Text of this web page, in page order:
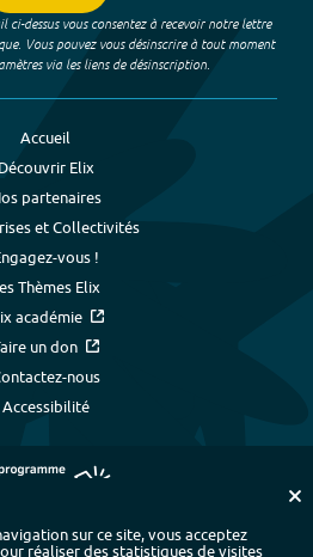
ci-dessus vous consentez à recevoir notre lettre
Vous pouvez vous désinscrire à tout moment
via les liens de désinscription.
Accueil
Découvrir Elix
partenaires
et Collectivités
vous !
Thèmes Elix
académie
un don
nous
Accessibilité
sur ce site, vous acceptez
réaliser des statistiques de visites